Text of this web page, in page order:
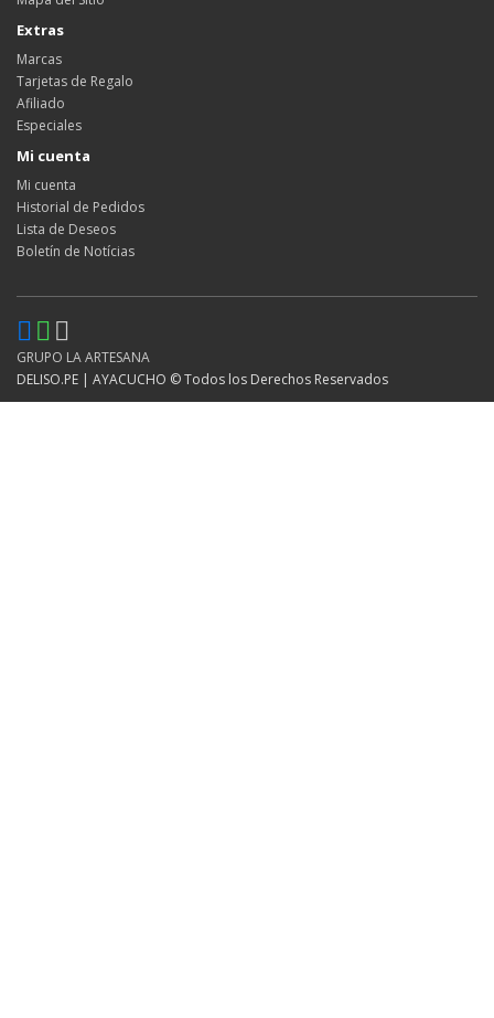
Extras
Marcas
Tarjetas de Regalo
Afiliado
Especiales
Mi cuenta
Mi cuenta
Historial de Pedidos
Lista de Deseos
Boletín de Notícias
GRUPO LA ARTESANA
DELISO.PE | AYACUCHO © Todos los Derechos Reservados